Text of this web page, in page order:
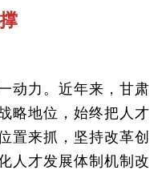
动力。近年来，甘肃
略地位，始终把人才
置来抓，坚持改革创
人才发展体制机制改